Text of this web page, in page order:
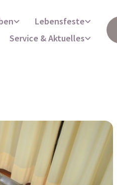
Lebensfeste
Service & Aktuelles